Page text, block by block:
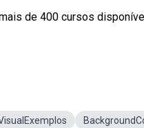
de 400 cursos